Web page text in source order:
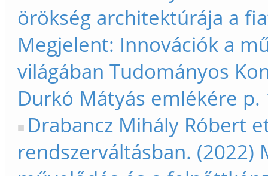
örökség architektúrája a
Megjelent: Innovációk a
világában Tudományos
Durkó Mátyás emlékére p.
Drabancz Mihály Róbert
rendszerváltásban. (2022)